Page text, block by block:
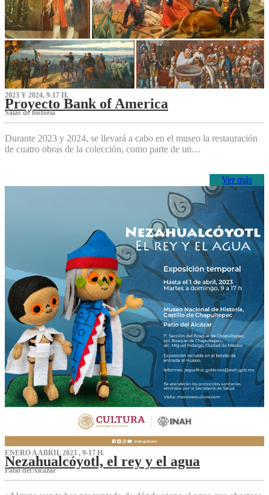
2023 Y 2024, 9-17 H.
Proyecto Bank of America
S‌alas de historia
Durante 2023 y 2024, se llevará a cabo en el museo la restauración
de cuatro obras de la colección, como parte de un…
Ver más
ENERO A ABRIL 2023 , 9-17 H.
Nezahualcóyotl, el rey y el agua
Patio del Alcázar